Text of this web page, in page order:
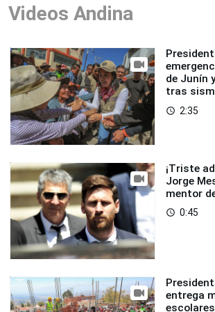
Videos Andina
de Junín
tras
access_time 2:35
¡Triste
Jorge
mentor
access_time 0:45
entrega